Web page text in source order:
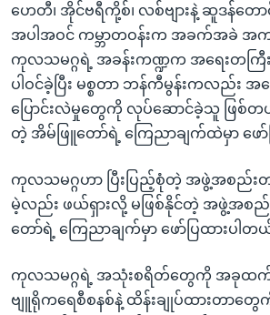
ကျော်
ရန်
ဟေတီ၊ အိုင်ဗရီကို့စ်၊ လစ်ဗျားနဲ့ ဆူဒန်တော
အပါအဝင် ကမ္ဘာတဝန်းက အခက်အခဲ အ
ကုလသမဂ္ဂရဲ့ အခန်းကဏ္ဍက အရေးတကြီး
ပါဝင်ခဲ့ပြီး မစ္စတာ ဘန်ကီမွန်းကလည်း အရ
ပြောင်းလဲမှုတွေကို လုပ်ဆောင်ခဲ့သူ ဖြစ်
တဲ့ အိမ်ဖြူတော်ရဲ့ ကြေညာချက်ထဲမှာ ဖော်
ကုလသမဂ္ဂဟာ ပြီးပြည့်စုံတဲ့ အဖွဲ့အစည်
မဲ့လည်း ဖယ်ရှားလို့ မဖြစ်နိုင်တဲ့ အဖွဲ့အစ
တော်ရဲ့ ကြေညာချက်မှာ ဖော်ပြထားပါတ
ကုလသမဂ္ဂရဲ့ အသုံးစရိတ်တွေကို အခုထက်ပိုပြီ
ဗျူရိုကရေစီစနစ်နဲ့ ထိန်းချုပ်ထားတာတွေကို